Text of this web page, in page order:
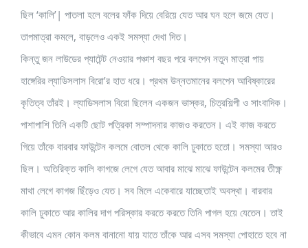
ছিল ‘কালি’| পাতলা হলে বলের ফাঁক দিয়ে বেরিয়ে যেত আর ঘন হলে জমে যেত।
তাপমাত্রা কমলে, বাড়লেও একই সমস্যা দেখা দিত।
কিন্তু জন লাউডের প্যাটেন্ট নেওয়ার পঞ্চাশ বছর পরে বলপেন নতুন মাত্রা পায়
হাঙ্গেরির ল্যাডিসলাস বিরো’র হাত ধরে। প্রথম উন্নতমানের বলপেন আবিষ্কারের
কৃতিত্ব তাঁরই। ল্যাডিসলাস বিরো ছিলেন একজন ভাস্কর, চিত্রশিল্পী ও সাংবাদিক।
পাশাপাশি তিনি একটি ছোট পত্রিকা সম্পাদনার কাজও করতেন। এই কাজ করতে
গিয়ে তাঁকে বারবার ফাউন্টেন কলমে বোতল থেকে কালি ঢুকাতে হতো। সমস্যা আরও
ছিল। অতিরিক্ত কালি কাগজে লেগে যেত আবার মাঝে মাঝে ফাউন্টেন কলমের তীক্ষ্ণ
মাথা লেগে কাগজ ছিঁড়েও যেত। সব মিলে একেবারে যাচ্ছেতাই অবস্থা। বারবার
কালি ঢুকাতে আর কালির দাগ পরিস্কার করতে করতে তিনি পাগল হয়ে যেতেন। তাই
কীভাবে এমন কোন কলম বানানো যায় যাতে তাঁকে আর এসব সমস্যা পোহাতে হবে না